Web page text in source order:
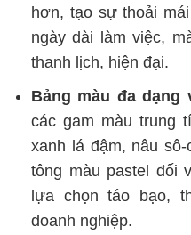
hơn, tạo sự thoải
ngày dài làm việc,
thanh lịch, hiện đại.
Bảng màu đa dạng
các gam màu trung
xanh lá đậm, nâu
tông màu pastel đối
lựa chọn táo bạo,
doanh nghiệp.